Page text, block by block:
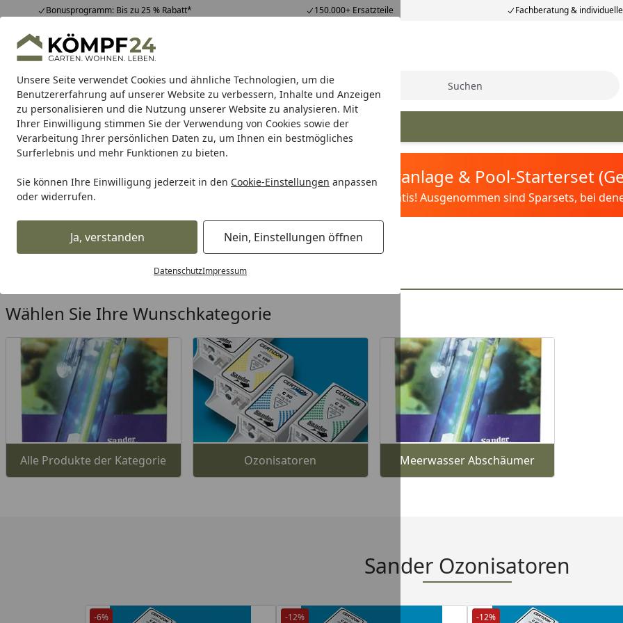
Unsere Seite verwendet Cookies und ähnliche Technologien, um die
Benutzererfahrung auf unserer Website zu verbessern, Inhalte und Anzeigen
zu personalisieren und die Nutzung unserer Website zu analysieren. Mit
Ihrer Einwilligung stimmen Sie der Verwendung von Cookies sowie der
Verarbeitung Ihrer persönlichen Daten zu, um Ihnen ein bestmögliches
Surferlebnis und mehr Funktionen zu bieten.
Sie können Ihre Einwilligung jederzeit in den Cookie-Einstellungen anpassen
oder widerrufen.
Ja, verstanden Nein, Einstellungen öffnen
DatenschutzImpressum
Bonusprogramm: Bis zu 25 % Rabatt* 150.000+ Ersatzteile Fachberatung &
Hotline07051 / 9 22 22
Mo-Fr. 8-16 Uhr 25.948 Bewertungen
Alle Produkte
Alle ProdukteHighlights Tipps & Tricks Suche
Sander Ozonisatoren Meerwasser Abschäumer
Karibu Pools inkl. gratis Sandfilteranlage & Pool-Starterset
Dein Traumpool im Sorglos-Paket: Filter&Pflege gratis! Ausgenommen sind Sparsets, bei
Startseite
Wählen Sie Ihre Wunschkategorie
Alle Produkte der Kategorie Ozonisatoren Meerwasser Abschäumer
Sander Ozonisatoren
-6% -12% -12%